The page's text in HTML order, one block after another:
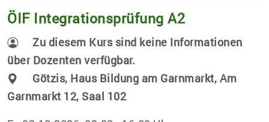
ÖIF Integrationsprüfung A2
Zu diesem Kurs sind keine Informationen
über Dozenten verfügbar.
Götzis, Haus Bildung am Garnmarkt, Am
Garnmarkt 12, Saal 102